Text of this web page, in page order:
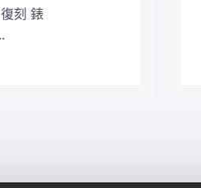
刻 錶